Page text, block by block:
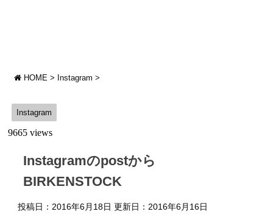
HOME > Instagram >
Instagram
9665 views
Instagramのpostから
BIRKENSTOCK
投稿日：2016年6月18日 更新日： 2016年6月16日